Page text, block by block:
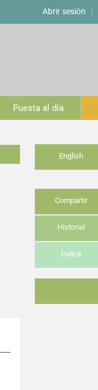
Abrir sesión
Puesta al día
English
Compartir
Historial
Índice